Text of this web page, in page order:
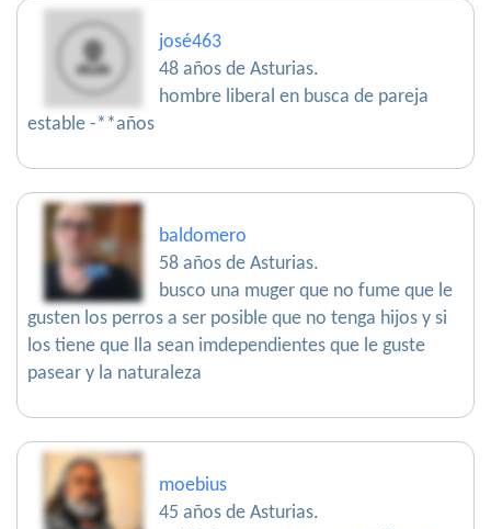
josé463
48 años de Asturias.
hombre liberal en busca de pareja
estable -**años
baldomero
58 años de Asturias.
busco una muger que no fume que le
gusten los perros a ser posible que no tenga hijos y si
los tiene que lla sean imdependientes que le guste
pasear y la naturaleza
moebius
45 años de Asturias.